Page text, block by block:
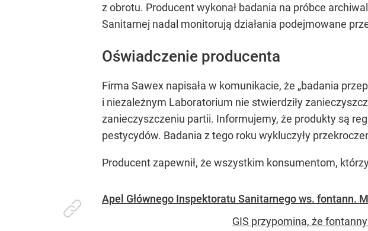
z obrotu. Producent wykonał badania na próbce
Sanitarnej nadal monitorują działania podejmowane
Oświadczenie producenta
Firma Sawex napisała w komunikacie, że „badania
i niezależnym Laboratorium nie stwierdziły
zanieczyszczeniu partii. Informujemy, że produkty są
pestycydów. Badania z tego roku wykluczyły
Producent zapewnił, że wszystkim konsumentom,
Apel Głównego Inspektoratu Sanitarnego ws. fontann.
GIS przypomina, że